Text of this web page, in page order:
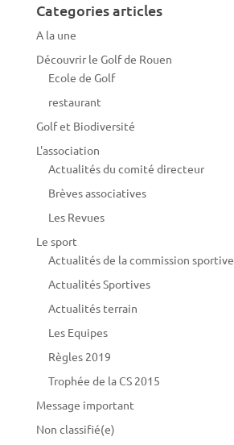
Categories articles
A la une
Découvrir le Golf de Rouen
Ecole de Golf
restaurant
Golf et Biodiversité
L'association
Actualités du comité directeur
Brèves associatives
Les Revues
Le sport
Actualités de la commission sportive
Actualités Sportives
Actualités terrain
Les Equipes
Règles 2019
Trophée de la CS 2015
Message important
Non classifié(e)